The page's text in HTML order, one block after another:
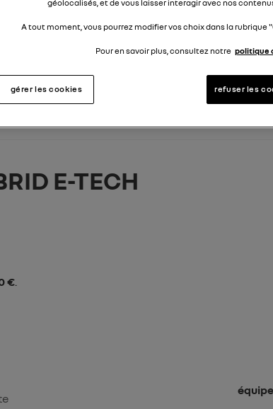
E-TECH
€.
géolocalisés, et de vous laisser interagir avec nos
A tout moment, vous pourrez modifier vos choix dans la rubrique
Pour en savoir plus, consultez notre politique
gérer les cookies refuser les